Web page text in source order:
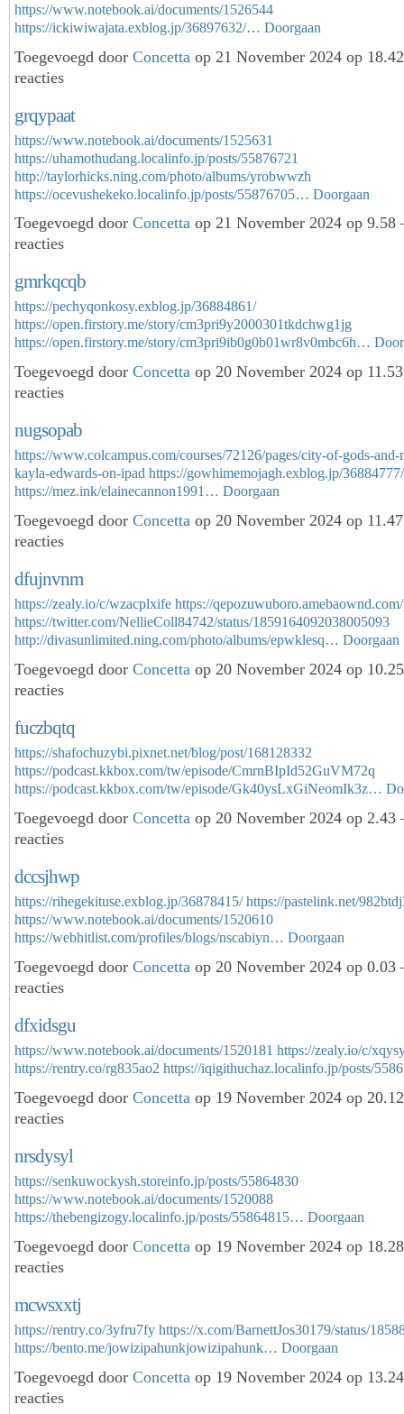
https://www.notebook.ai/documents/1526544
https://ickiwiwajata.exblog.jp/36897632/… Doorgaan
Toegevoegd door Concetta op 21 November 2024 op
reacties
grqypaat
https://www.notebook.ai/documents/1525631
https://uhamothudang.localinfo.jp/posts/55876721
http://taylorhicks.ning.com/photo/albums/yrobwwzh
https://ocevushekeko.localinfo.jp/posts/55876705… Doorgaan
Toegevoegd door Concetta op 21 November 2024 op
reacties
gmrkqcqb
https://pechyqonkosy.exblog.jp/36884861/
https://open.firstory.me/story/cm3pri9y2000301tkdchwg1jg
https://open.firstory.me/story/cm3pri9ib0g0b01wr8v0mbc6h…
Toegevoegd door Concetta op 20 November 2024 op
reacties
nugsopab
https://www.colcampus.com/courses/72126/pages/city-of-gods-and-
kayla-edwards-on-ipad https://gowhimemojagh.exblog.jp/36884777/
https://mez.ink/elainecannon1991… Doorgaan
Toegevoegd door Concetta op 20 November 2024 op
reacties
dfujnvnm
https://zealy.io/c/wzacplxife https://
https://twitter.com/NellieColl84742/status/1859164092038005093
http://divasunlimited.ning.com/photo/albums/epwklesq… Doorgaan
Toegevoegd door Concetta op 20 November 2024 op
reacties
fuczbqtq
https://shafochuzybi.pixnet.net/blog/post/168128332
https://podcast.kkbox.com/tw/episode/CmrnBIpId52GuVM72q
https://podcast.kkbox.com/tw/episode/Gk40ysLxGiNeomIk3z…
Toegevoegd door Concetta op 20 November 2024 op
reacties
dccsjhwp
https://rihegekituse.exblog.jp/36878415/ https://pastelink.net/
https://www.notebook.ai/documents/1520610
https://webhitlist.com/profiles/blogs/nscabiyn… Doorgaan
Toegevoegd door Concetta op 20 November 2024 op
reacties
dfxidsgu
https://www.notebook.ai/documents/1520181 https://zealy.io/c/
https://rentry.co/rg835ao2 https://iqigithuchaz.localinfo.jp/posts/
Toegevoegd door Concetta op 19 November 2024 op
reacties
nrsdysyl
https://senkuwockysh.storeinfo.jp/posts/55864830
https://www.notebook.ai/documents/1520088
https://thebengizogy.localinfo.jp/posts/55864815… Doorgaan
Toegevoegd door Concetta op 19 November 2024 op
reacties
mcwsxxtj
https://rentry.co/3yfru7fy https://x.com/BarnettJos30179/status/
https://bento.me/jowizipahunkjowizipahunk… Doorgaan
Toegevoegd door Concetta op 19 November 2024 op
reacties